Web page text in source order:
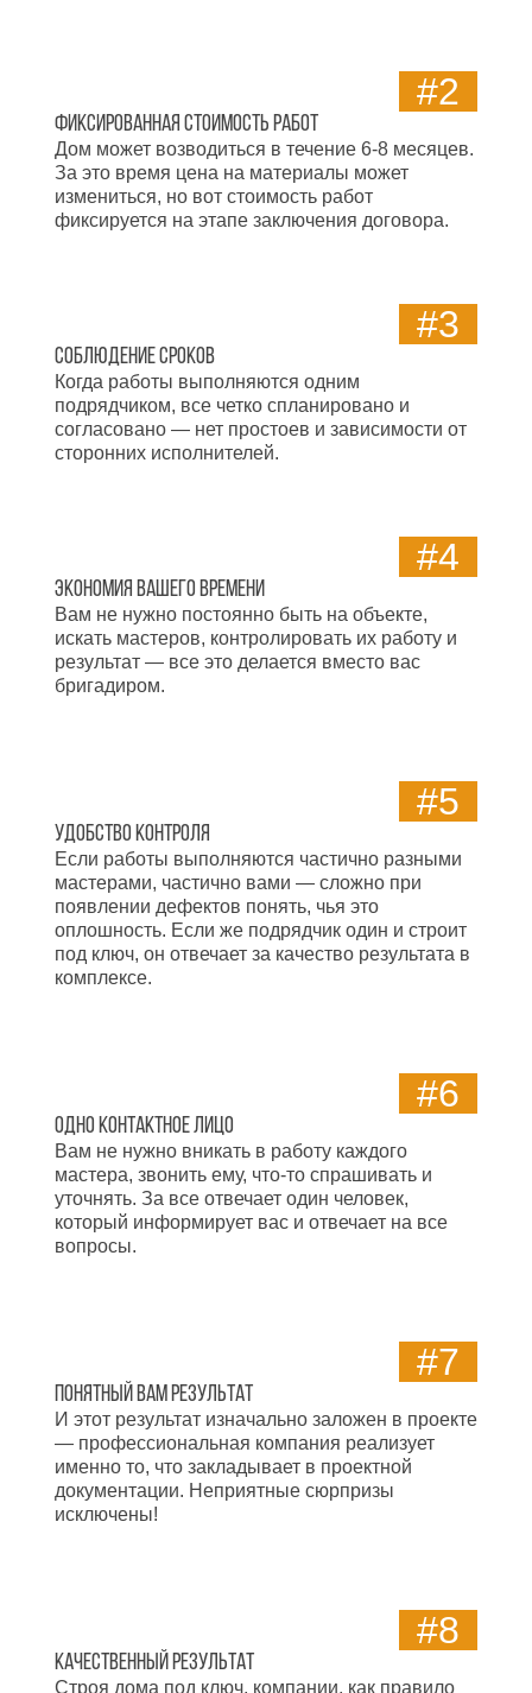
#2
Фиксированная стоимость работ
Дом может возводиться в течение 6-8 месяцев.
За это время цена на материалы может
измениться, но вот стоимость работ
фиксируется на этапе заключения договора.
#3
Соблюдение сроков
Когда работы выполняются одним
подрядчиком, все четко спланировано и
согласовано — нет простоев и зависимости от
сторонних исполнителей.
#4
Экономия вашего времени
Вам не нужно постоянно быть на объекте,
искать мастеров, контролировать их работу и
результат — все это делается вместо вас
бригадиром.
#5
Удобство контроля
Если работы выполняются частично разными
мастерами, частично вами — сложно при
появлении дефектов понять, чья это
оплошность. Если же подрядчик один и строит
под ключ, он отвечает за качество результата в
комплексе.
#6
Одно контактное лицо
Вам не нужно вникать в работу каждого
мастера, звонить ему, что-то спрашивать и
уточнять. За все отвечает один человек,
который информирует вас и отвечает на все
вопросы.
#7
Понятный вам результат
И этот результат изначально заложен в проекте
— профессиональная компания реализует
именно то, что закладывает в проектной
документации. Неприятные сюрпризы
исключены!
#8
Качественный результат
Строя дома под ключ, компании, как правило